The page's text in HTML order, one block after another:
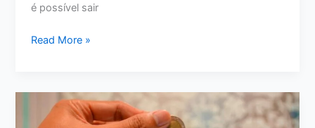
é possível sair
Como
Vida
Financeira
do
Read More »